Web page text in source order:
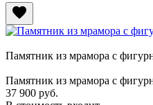
favorite
Памятник из мрамора с
Памятник из мрамора с
37 900 руб.